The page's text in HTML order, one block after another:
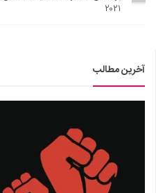
۲۰۲۱
آخرین مطالب